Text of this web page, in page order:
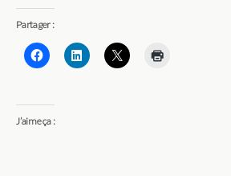
Partager :
J’aime ça :